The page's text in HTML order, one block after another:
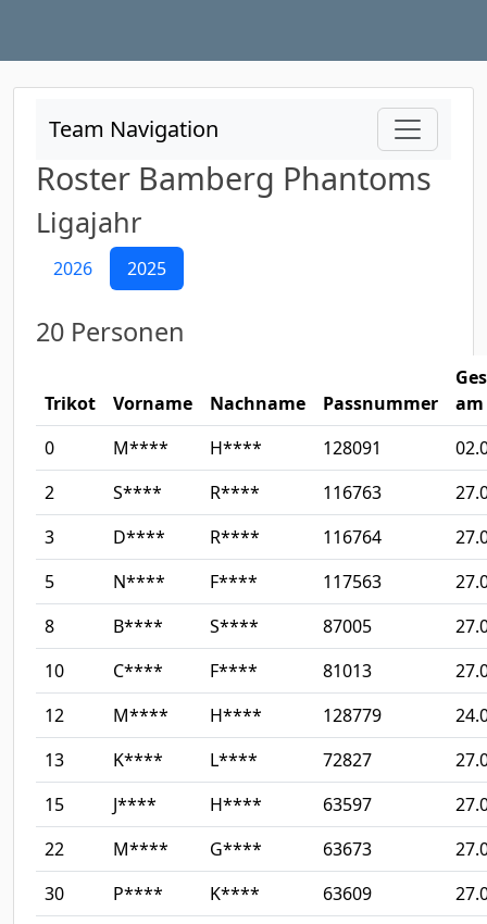
Team Navigation
Roster Bamberg Phantoms
Ligajahr
2026 2025
20 Personen
Trikot Vorname Nachname Passnummer
am
0
M**** H**** 128091
2
S**** R**** 116763
3
D**** R**** 116764
5
N**** F**** 117563
8
B**** S**** 87005
10
C**** F**** 81013
12
M**** H**** 128779
13
K**** L**** 72827
15
J**** H**** 63597
22
M**** G**** 63673
30
P**** K**** 63609